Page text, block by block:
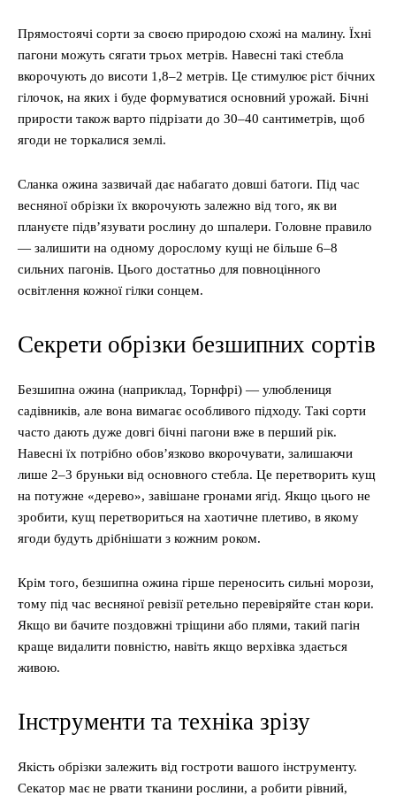
Прямостоячі сорти за своєю природою схожі на малину. Їхні
пагони можуть сягати трьох метрів. Навесні такі стебла
вкорочують до висоти 1,8–2 метрів. Це стимулює ріст бічних
гілочок, на яких і буде формуватися основний урожай. Бічні
прирости також варто підрізати до 30–40 сантиметрів, щоб
ягоди не торкалися землі.
Сланка ожина зазвичай дає набагато довші батоги. Під час
весняної обрізки їх вкорочують залежно від того, як ви
плануєте підв’язувати рослину до шпалери. Головне правило
— залишити на одному дорослому кущі не більше 6–8
сильних пагонів. Цього достатньо для повноцінного
освітлення кожної гілки сонцем.
Секрети обрізки безшипних сортів
Безшипна ожина (наприклад, Торнфрі) — улюблениця
садівників, але вона вимагає особливого підходу. Такі сорти
часто дають дуже довгі бічні пагони вже в перший рік.
Навесні їх потрібно обов’язково вкорочувати, залишаючи
лише 2–3 бруньки від основного стебла. Це перетворить кущ
на потужне «дерево», завішане гронами ягід. Якщо цього не
зробити, кущ перетвориться на хаотичне плетиво, в якому
ягоди будуть дрібнішати з кожним роком.
Крім того, безшипна ожина гірше переносить сильні морози,
тому під час весняної ревізії ретельно перевіряйте стан кори.
Якщо ви бачите поздовжні тріщини або плями, такий пагін
краще видалити повністю, навіть якщо верхівка здається
живою.
Інструменти та техніка зрізу
Якість обрізки залежить від гостроти вашого інструменту.
Секатор має не рвати тканини рослини, а робити рівний,